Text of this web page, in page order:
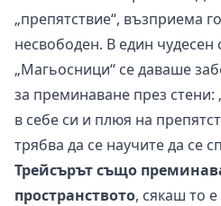
„препятствие“, възприема
несвободен. В един чудесен
„Магьосници“ се даваше
за преминаване през
в себе си и плюя на
трябва да се научите да се
Трейсърът също
пространството, сякаш то